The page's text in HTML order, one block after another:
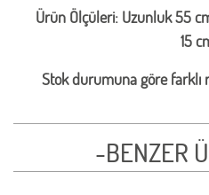
Ürün Ölçüleri: Uzunluk 55
15
Stok durumuna göre farklı
-BENZER